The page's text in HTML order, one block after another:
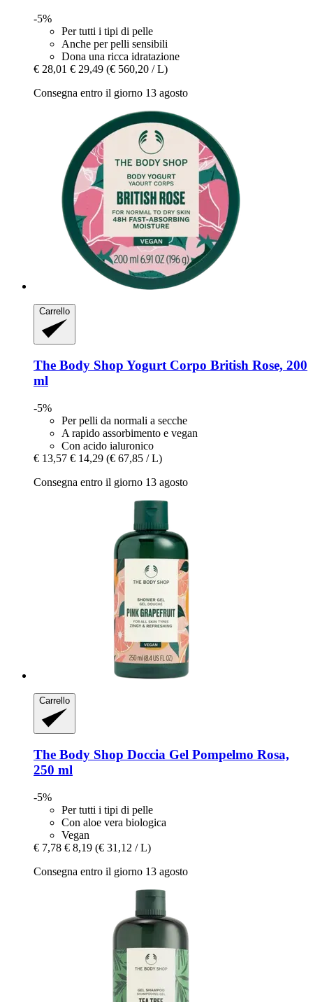
-5%
Per tutti i tipi di pelle
Anche per pelli sensibili
Dona una ricca idratazione
€ 28,01 € 29,49 (€ 560,20 / L)
Consegna entro il giorno 13 agosto
Carrello
The Body Shop Yogurt Corpo British Rose, 200
ml
-5%
Per pelli da normali a secche
A rapido assorbimento e vegan
Con acido ialuronico
€ 13,57 € 14,29 (€ 67,85 / L)
Consegna entro il giorno 13 agosto
Carrello
The Body Shop Doccia Gel Pompelmo Rosa,
250 ml
-5%
Per tutti i tipi di pelle
Con aloe vera biologica
Vegan
€ 7,78 € 8,19 (€ 31,12 / L)
Consegna entro il giorno 13 agosto